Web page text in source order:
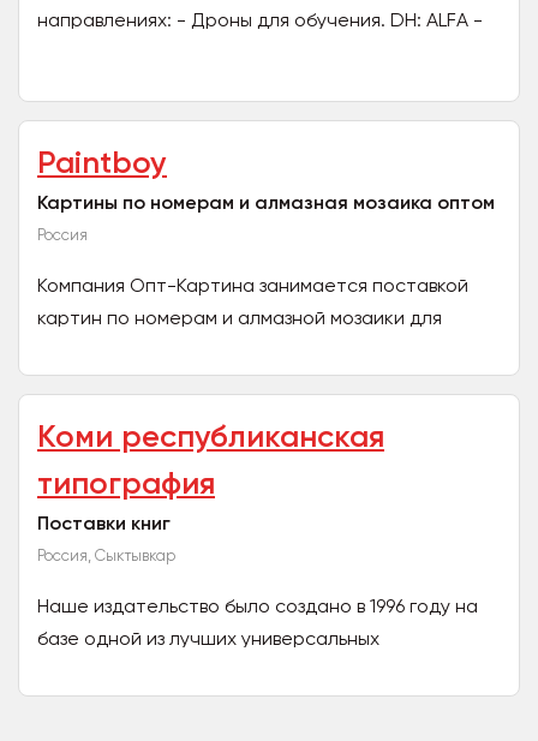
направлениях: - Дроны для обучения. DH: ALFA -
Paintboy
Картины по номерам и алмазная мозаика оптом
Россия
Компания Опт-Картина занимается поставкой
картин по номерам и алмазной мозаики для
Paintboy. Мы...
Коми республиканская
типография
Поставки книг
Россия, Сыктывкар
Наше издательство было создано в 1996 году на
базе одной из лучших универсальных
республиканской типографии....